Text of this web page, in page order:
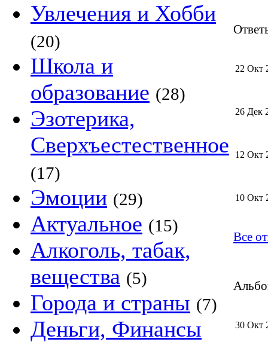
Увлечения и Хобби
(20)
Школа и
образование (28)
Эзотерика,
Сверхъестественное
(17)
Эмоции (29)
Актуальное (15)
Алкоголь, табак,
вещества (5)
Города и страны (7)
Деньги, Финансы
22 Окт
26 Дек
12 Окт
10 Окт
Все
30 Окт